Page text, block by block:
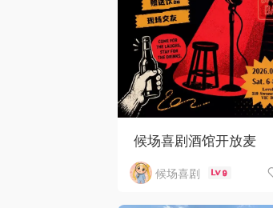
候场喜剧酒馆开放麦
候场喜剧 9